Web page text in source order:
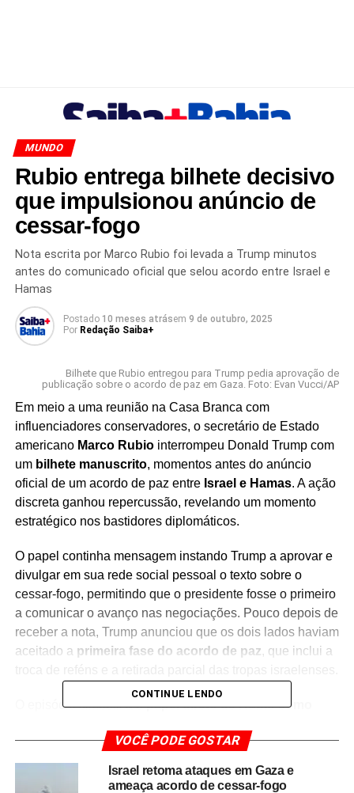
MUNDO
Rubio entrega bilhete decisivo
que impulsionou anúncio de
cessar-fogo
Nota escrita por Marco Rubio foi levada a Trump minutos
antes do comunicado oficial que selou acordo entre Israel e
Hamas
Postado 10 meses atrásem 9 de outubro, 2025
Por Redação Saiba+
Bilhete que Rubio entregou para Trump pedia aprovação de
publicação sobre o acordo de paz em Gaza. Foto: Evan Vucci/AP
Em meio a uma reunião na Casa Branca com
influenciadores conservadores, o secretário de Estado
americano Marco Rubiointerrompeu Donald Trump com
um bilhete manuscrito, momentos antes do anúncio
oficial de um acordo de paz entre Israel e Hamas. A ação
discreta ganhou repercussão, revelando um momento
estratégico nos bastidores diplomáticos.
O papel continha mensagem instando Trump a aprovar e
divulgar em sua rede social pessoal o texto sobre o
cessar-fogo, permitindo que o presidente fosse o primeiro
a comunicar o avanço nas negociações. Pouco depois de
receber a nota, Trump anunciou que os dois lados haviam
aceitado a primeira fase do acordo de paz, que inclui a
O episódio simboliza opapel direto de Rubio como
dos EUA. Ao antecipar o anúncio nas redes sociais,
Trump e sua equipe ganharam visibilidade e controle
narrativo sobre o momento.
CONTINUE LENDO
VOCÊ PODE GOSTAR
Israel retoma ataques em Gaza e
ameaça acordo de cessar-fogo